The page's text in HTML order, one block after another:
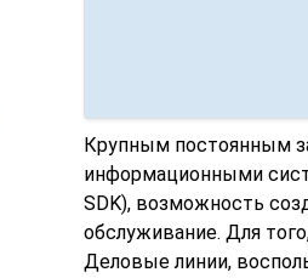
Крупным постоянным
информационными
SDK), возможность
обслуживание. Для
Деловые линии,